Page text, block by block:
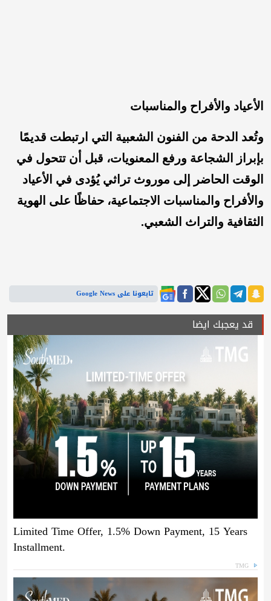
الأعياد والأفراح والمناسبات
وتُعد الدحة من الفنون الشعبية التي ارتبطت قديمًا
بإبراز الشجاعة ورفع المعنويات، قبل أن تتحول في
الوقت الحاضر إلى موروث تراثي يُؤدى في الأعياد
والأفراح والمناسبات الاجتماعية، حفاظًا على الهوية
الثقافية والتراث الشعبي.
تابعونا على Google News
قد يعجبك ايضا
Limited Time Offer, 1.5% Down Payment, 15 Years
Installment.
TMG